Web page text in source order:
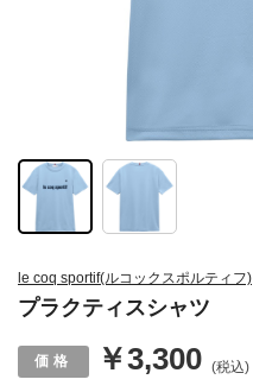
le coq sportif(ルコックスポルティフ)
プラクティスシャツ
￥3,300 (税込)